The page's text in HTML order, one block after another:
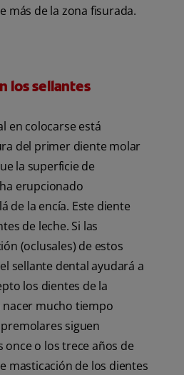
más de la zona fisurada.
los sellantes
en colocarse está
del primer diente molar
la superficie de
erupcionado
de la encía. Este diente
de leche. Si las
(oclusales) de estos
sellante dental ayudará a
los dientes de la
nacer mucho tiempo
siguen
o los trece años de
masticación de los dientes